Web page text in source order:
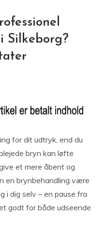
Silkeborg?
for dit udtryk, end du
bryn kan løfte
et mere åbent og
en brynbehandling være
i dig selv – en pause fra
godt for både udseende